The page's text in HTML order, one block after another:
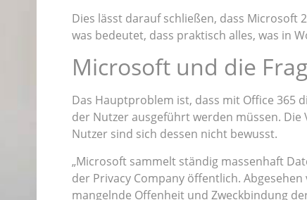
Dies lässt darauf schließen, dass Microsoft
was bedeutet, dass praktisch alles, was in
Microsoft und die
Das Hauptproblem ist, dass mit Office 365
der Nutzer ausgeführt werden müssen.
Nutzer sind sich dessen nicht bewusst.
„Microsoft sammelt ständig massenhaft
der Privacy Company öffentlich.
mangelnde Offenheit und Zweckbindung